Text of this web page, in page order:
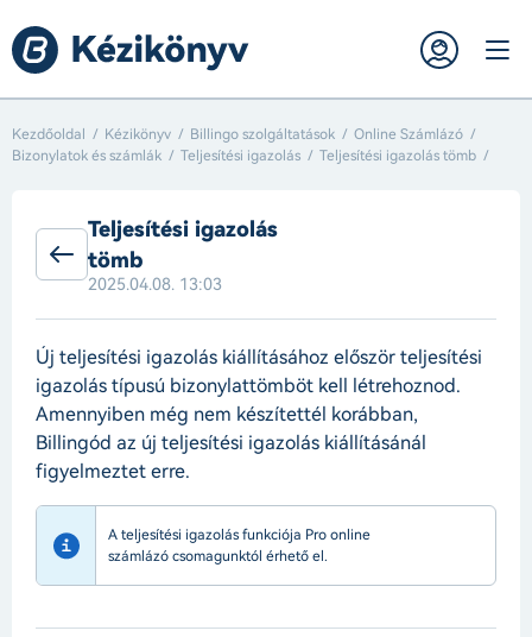
Kezdőoldal Kézikönyv Billingo szolgáltatások
Online Számlázó
Bizonylatok és számlák
Teljesítési igazolás Teljesítési igazolás tömb
Teljesítési igazolás
tömb
2025.04.08. 13:03
Új teljesítési igazolás kiállításához először teljesítési
igazolás típusú bizonylattömböt kell létrehoznod.
Amennyiben még nem készítettél korábban,
Billingód az új teljesítési igazolás kiállításánál
figyelmeztet erre.
A teljesítési igazolás funkciója Pro online
számlázó csomagunktól érhető el.